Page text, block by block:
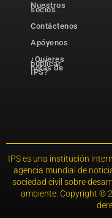
Nuestros
socios
Contáctenos
Apóyenos
¿Quieres
publicar
notas de
IPS?
IPS es una institución
agencia mundial de
sociedad civil sobre
ambiente. Copyright ©